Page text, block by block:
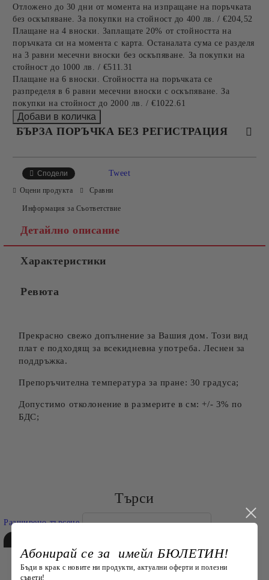
Отложено до 30 дни от момента на изпращане на поръчката
без оскъпяване. За покупки на стойност до 400 лв. / €204,52
Плащане на 4 вноски. Заплащате 20% от стойността на
поръчката си на момента с карта. Останалата сума се разделя
на 3 равни месечни вноски без оскъпяване. За покупки на
стойност до 1000 лв. / €511.31
Плащане на 6 вноски. Стойността на поръчката се
разпределя в 6 равни месечни вноски с оскъпяване. За
покупки на стойност до 2000 лв. / €1022.61
БЪРЗА ПОРЪЧКА БЕЗ РЕГИСТРАЦИЯ
Ние ще се свържем с вас в рамките на работния ден.
Сподели Tweet
Оцени продукта Сравни
Информация за Съответствие
Детайлно описание
Характеристики
Ревюта
Прекрасно свежо допълнение за Вашия дом. Този вид
плат е подходящ за всекидневна употреба. Леснен за
поддръжка.
Препоръчителна температура за пране: 30 градуса;
Допустимо отколонение в размерите в см: +/- 3% по
БДС;
Търси
Разширено търсене
Абонирай се за имейл БЮЛЕТИН!
Бъди в крак с новите ни продукти, актуални оферти и полезни
съвети!